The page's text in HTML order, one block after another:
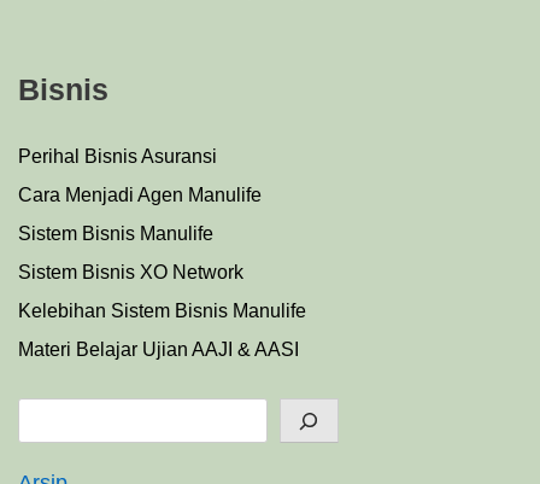
Bisnis
Perihal Bisnis Asuransi
Cara Menjadi Agen Manulife
Sistem Bisnis Manulife
Sistem Bisnis XO Network
Kelebihan Sistem Bisnis Manulife
Materi Belajar Ujian AAJI & AASI